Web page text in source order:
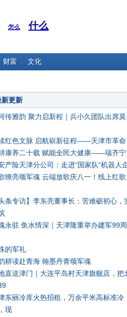
怎么 什么
财富 文化
新更新
传雅韵 聚力启新程｜兵小久团队出席莫
红色文脉 启航崭新征程——天津市革命
康养二十载 赋能全民大健康——瑞齐宁
产险天津分公司：走进“国家队”机器人
嘹亮颂军魂 云端放歌庆八一！线上红歌
条专访】李东亮董事长：苦难砺初心，
永驻 鱼水情深｜天津隆重举办建军99周
的军礼
耕读赴青海 翰墨丹青颂军魂
直送津门｜大连平岛村天津旗舰店，把
东丽冷库火热招租，万余平米高标准冷
现